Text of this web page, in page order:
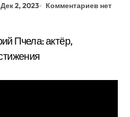
Дек 2, 2023 Комментариев нет